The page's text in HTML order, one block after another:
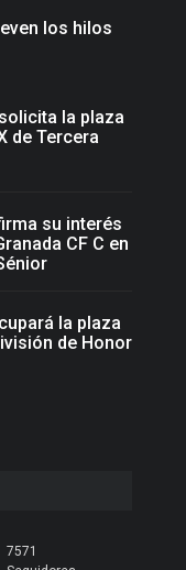
los hilos
la plaza
de Tercera
su interés
CF C en
la plaza
de Honor
7571